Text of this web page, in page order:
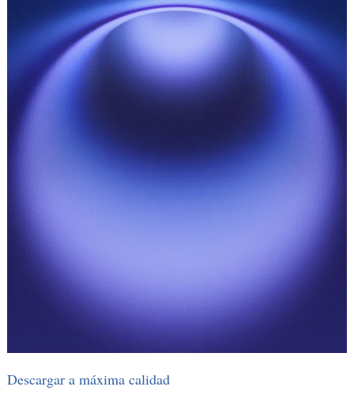
Descargar a máxima calidad